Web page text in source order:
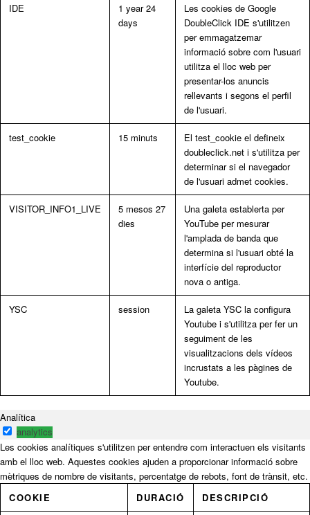
IDE
1 year 24
days
Les cookies de Google
DoubleClick IDE s'utilitzen
per emmagatzemar
informació sobre com l'usuari
utilitza el lloc web per
presentar-los anuncis
rellevants i segons el perfil
de l'usuari.
test_cookie 15 minuts
El test_cookie el defineix
doubleclick.net i s'utilitza per
determinar si el navegador
de l'usuari admet cookies.
VISITOR_INFO1_LIVE
5 mesos 27
dies
Una galeta establerta per
YouTube per mesurar
l'amplada de banda que
determina si l'usuari obté la
interfície del reproductor
nova o antiga.
YSC session
La galeta YSC la configura
Youtube i s'utilitza per fer un
seguiment de les
visualitzacions dels vídeos
incrustats a les pàgines de
Youtube.
Analítica
analytics
Les cookies analítiques s'utilitzen per entendre com interactuen els visitants
amb el lloc web. Aquestes cookies ajuden a proporcionar informació sobre
mètriques de nombre de visitants, percentatge de rebots, font de trànsit, etc.
COOKIE
DURACIÓ DESCRIPCIÓ